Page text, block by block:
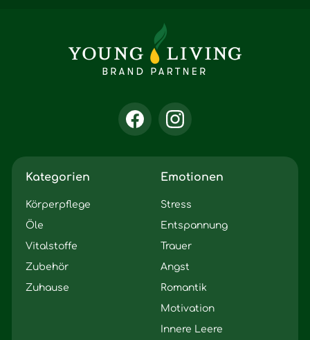
Kategorien
Körperpflege
Öle
Vitalstoffe
Zubehör
Zuhause
Emotionen
Stress
Entspannung
Trauer
Angst
Romantik
Motivation
Innere Leere